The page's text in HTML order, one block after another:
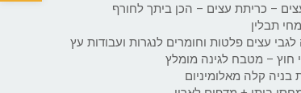
– כריתת עצים – הכן ביתך לחורף
תבלין
עצים פלטות וחומרים לנגרות ועבודות עץ
חוץ – מטבח לגינה מומלץ
בניה קלה מאלומיניום